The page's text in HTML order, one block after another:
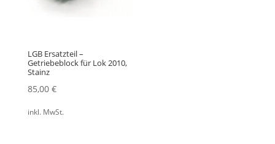
LGB Ersatzteil –
Getriebeblock für Lok 2010,
Stainz
85,00 €
inkl. MwSt.